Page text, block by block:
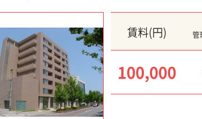
賃料(円) 管
100,000